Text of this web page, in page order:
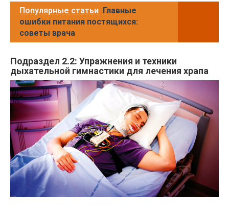
Популярные статьи Главные
ошибки питания постящихся:
советы врача
Подраздел 2.2: Упражнения и техники
дыхательной гимнастики для лечения храпа